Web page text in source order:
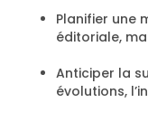
Planifier une
éditoriale,
Anticiper la
évolutions,